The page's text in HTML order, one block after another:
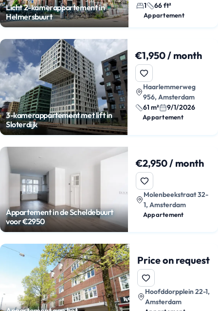
Licht 2-kamerappartement in
Helmersbuurt
1
66 ft²
Appartement
3-kamerappartement met lift in
Sloterdijk
€1,950 / month
Haarlemmerweg
956, Amsterdam
61 m²
9/1/2026
Appartement
Appartement in de Scheldebuurt
voor €2950
€2,950 / month
Molenbeekstraat 32-
1, Amsterdam
Appartement
Price on request
Hoofddorpplein 22-1,
Amsterdam